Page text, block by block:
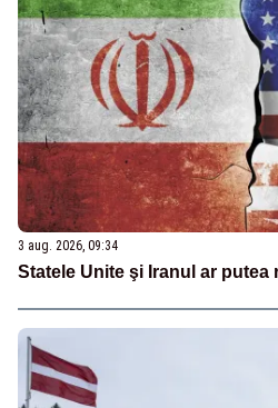
3 aug. 2026, 09:34
Statele Unite şi Iranul ar putea